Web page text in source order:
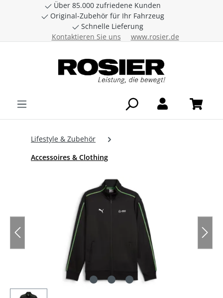
Zum Hauptinhalt springen
Über 85.000 zufriedene Kunden
Original-Zubehör für Ihr Fahrzeug
Schnelle Lieferung
Kontaktieren Sie uns
www.rosier.de
Lifestyle & Zubehör
Accessoires & Clothing